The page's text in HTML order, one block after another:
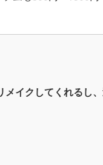
イクしてくれるし